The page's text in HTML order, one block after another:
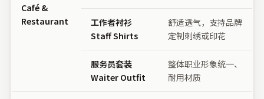
Café &
Restaurant
工作者衬衫
Staff Shirts
舒适透气，支持品牌
定制刺绣或印花
服务员套装
Waiter Outfit
整体职业形象统一、
耐用材质